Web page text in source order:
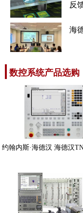
反
海
数控系统产品选购
约翰内斯·海德汉 海德汉